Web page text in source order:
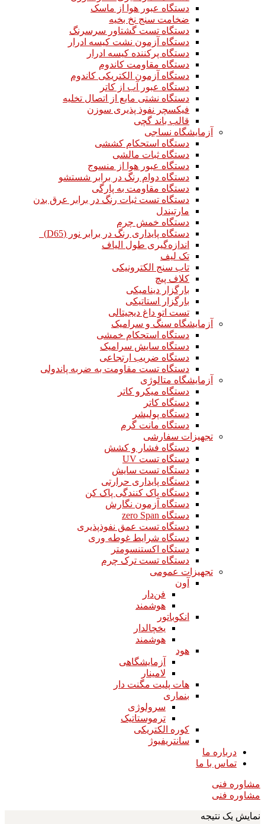
دستگاه عبور هوا از ماسک
ضخامت سنج نخ بخیه
دستگاه تست گشتاور سرسرنگ
دستگاه آزمون نشت کیسه ادرار
دستگاه پرکننده کیسه ادرار
دستگاه مقاومت کاندوم
دستگاه آزمون الکتریکی کاندوم
دستگاه عبور آب از کاتر
دستگاه نشتی مایع از اتصال تخلیه
فیکسچر نفوذ پذیری سوزن
قالب باند گچی
آزمایشگاه نساجی
دستگاه استحکام کششی
دستگاه ثبات مالشی
دستگاه عبور هوا از منسوج
دستگاه دوام رنگ در برابر شستشو
دستگاه مقاومت به پارگی
دستگاه تست ثبات رنگ در برابر عرق بدن
مارتیندل
دستگاه خمش چرم
دستگاه پایداری رنگ در برابر نور (D65)
اندازه‌گیری طول الیاف
تک لیف
تاب سنج الکترونیکی
کلاف پیچ
بارگزار دینامیکی
بارگزار استاتیکی
تست اتو داغ دیجیتالی
آزمایشگاه سنگ و سرامیک
دستگاه استحکام خمشی
دستگاه سایش سرامیک
دستگاه ضریب ارتجاعی
دستگاه تست مقاومت به ضربه پاندولی
آزمایشگاه متالوژی
دستگاه میکرو کاتر
دستگاه کاتر
دستگاه پولیشر
دستگاه مانت گرم
تجهیزات سفارشی
دستگاه فشار و کشش
دستگاه تست UV
دستگاه تست سایش
دستگاه پایداری حرارتی
دستگاه پاک کنندگی پاک کن
دستگاه آزمون نگارش
دستگاه zero Span
دستگاه تست عمق نفوذپذیری
دستگاه شرایط غوطه وری
دستگاه اکستنسومتر
دستگاه تست ترک چرم
تجهیزات عمومی
آون
فن‌دار
هوشمند
انکوباتور
یخچالدار
هوشمند
هود
آزمایشگاهی
لامینار​​​​​​​
هات پلیت مگنت دار​​​​​​​
بنماری
سرولوژی
ترموستاتیک
کوره الکتریکی
سانتریفیوژ
درباره ما
تماس با ما
مشاوره فنی
مشاوره فنی
نمایش یک نتیجه